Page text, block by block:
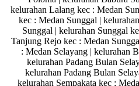
kelurahan Lalang kec : Medan
kec : Medan Sunggal |
Sunggal | kelurahan Sunggal
Tanjung Rejo kec : Medan
: Medan Selayang | kelurahan
kelurahan Padang Bulan
kelurahan Padang Bulan
kelurahan Sempakata kec :